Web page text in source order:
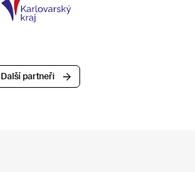
Další partneři